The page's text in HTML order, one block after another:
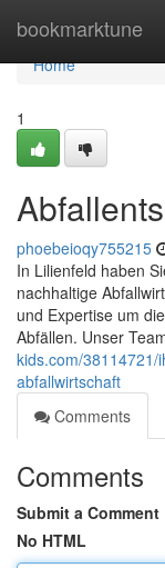
bookmarktune
Home
Home
1
phoebeioqy755215
In Lilienfeld haben
nachhaltige
und Expertise um
Abfällen. Unser
kids.com/38114721/
abfallwirtschaft
Comments
Comments
Submit a Comment
No HTML